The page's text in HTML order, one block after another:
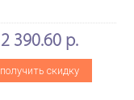
2 390.60 р.
получить скидку